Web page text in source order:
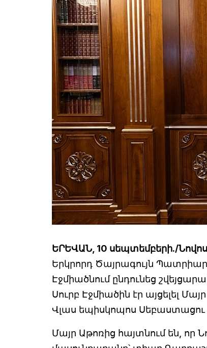
ԵՐԵՎԱՆ, 10 սեպտեմբերի./
Երկրորդ Ծայրագույն
Էջմիածնում ընդունեց
Սուրբ Էջմիածին էր այցելել
Վլաս եպիսկոպոս Սեբաստացու
Մայր Աթոռից հայտնում են, որ